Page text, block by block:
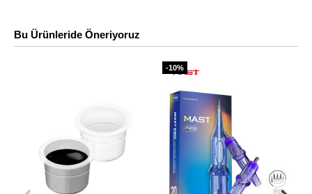
Bu Ürünleride Öneriyoruz
-10%